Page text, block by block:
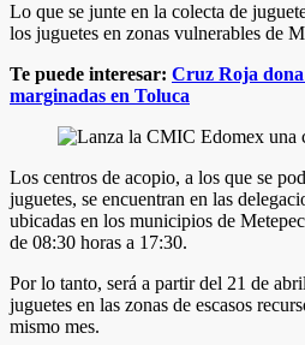
Lo que se junte en la colecta de
los juguetes en zonas vulnerables de
Te puede interesar: Cruz Roja
marginadas en Toluca
Los centros de acopio, a los que se
juguetes, se encuentran en las
ubicadas en los municipios de
de 08:30 horas a 17:30.
Por lo tanto, será a partir del 21 de
juguetes en las zonas de escasos
mismo mes.